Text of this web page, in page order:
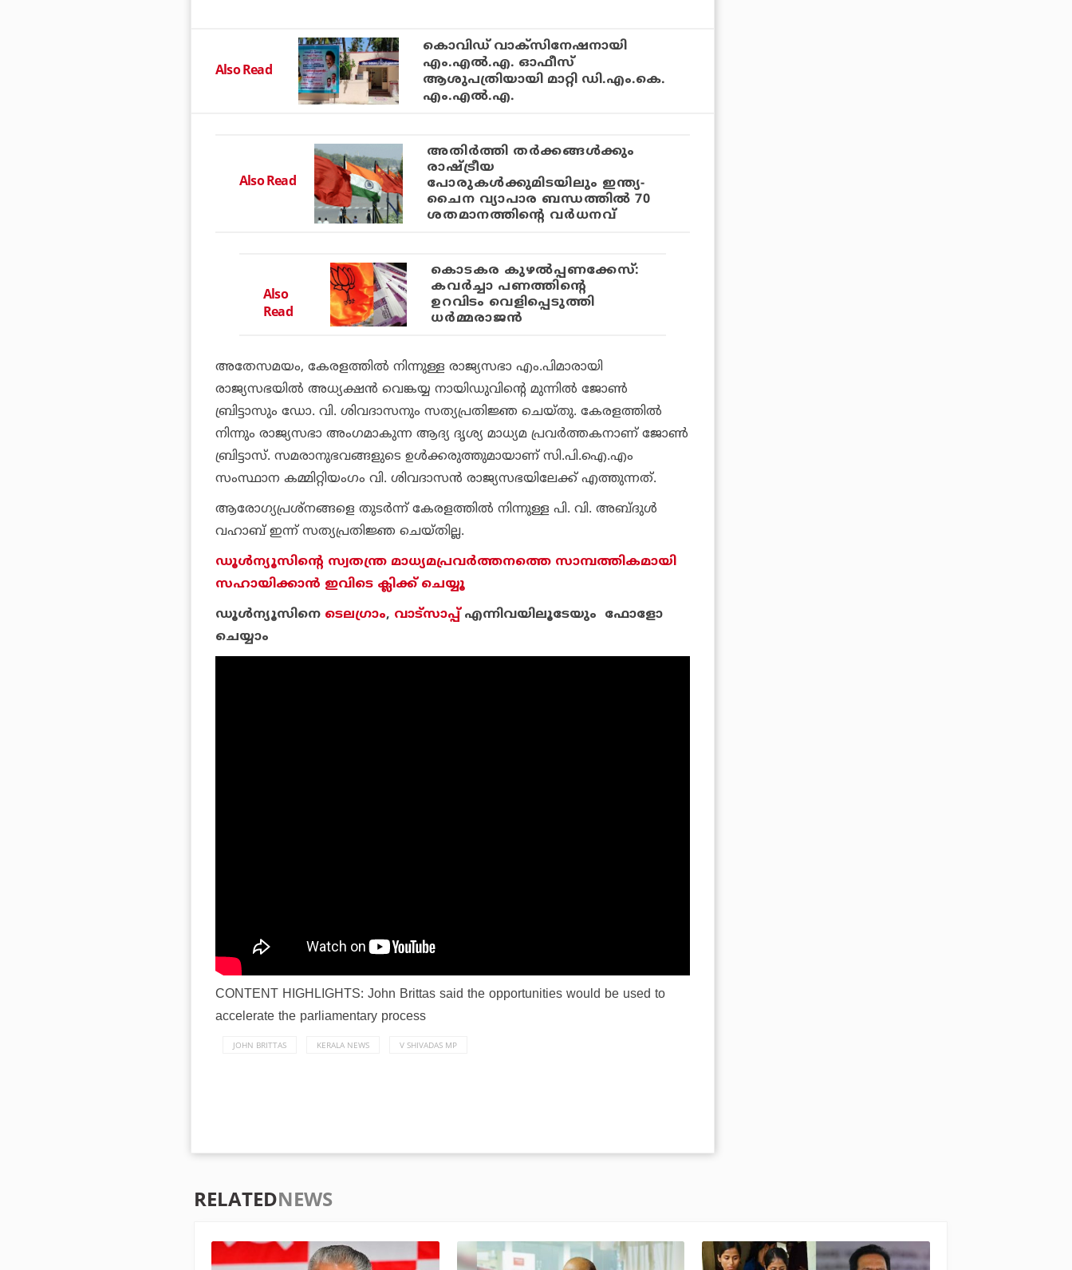
Also Read
കൊവിഡ് വാക്‌സിനേഷനായി
എം.എല്‍.എ. ഓഫീസ്
ആശുപത്രിയായി മാറ്റി ഡി.എം.കെ.
എം.എല്‍.എ.
Also Read
അതിര്‍ത്തി തര്‍ക്കങ്ങള്‍ക്കും
രാഷ്ട്രീയ
പോരുകള്‍ക്കുമിടയിലും ഇന്ത്യ-
ചൈന വ്യാപാര ബന്ധത്തില്‍ 70
ശതമാനത്തിന്റെ വര്‍ധനവ്
Also
Read
കൊടകര കുഴല്‍പ്പണക്കേസ്:
കവര്‍ച്ചാ പണത്തിന്റെ
ഉറവിടം വെളിപ്പെടുത്തി
ധര്‍മ്മരാജന്‍
അതേസമയം, കേരളത്തില്‍ നിന്നുള്ള രാജ്യസഭാ എം.പിമാരായി
രാജ്യസഭയില്‍ അധ്യക്ഷന്‍ വെങ്കയ്യ നായിഡുവിന്റെ മുന്നില്‍ ജോണ്‍
ബ്രിട്ടാസും ഡോ. വി. ശിവദാസനും സത്യപ്രതിജ്ഞ ചെയ്തു. കേരളത്തില്‍
നിന്നും രാജ്യസഭാ അംഗമാകുന്ന ആദ്യ ദൃശ്യ മാധ്യമ പ്രവര്‍ത്തകനാണ് ജോണ്‍
ബ്രിട്ടാസ്. സമരാനുഭവങ്ങളുടെ ഉള്‍ക്കരുത്തുമായാണ് സി.പി.ഐ.എം
സംസ്ഥാന കമ്മിറ്റിയംഗം വി. ശിവദാസന്‍ രാജ്യസഭയിലേക്ക് എത്തുന്നത്.
ആരോഗ്യപ്രശ്നങ്ങളെ തുടര്‍ന്ന് കേരളത്തില്‍ നിന്നുള്ള പി. വി. അബ്ദുള്‍
വഹാബ് ഇന്ന് സത്യപ്രതിജ്ഞ ചെയ്തില്ല.
ഡൂള്‍ന്യൂസിന്റെ സ്വതന്ത്ര മാധ്യമപ്രവര്‍ത്തനത്തെ സാമ്പത്തികമായി
സഹായിക്കാന്‍ ഇവിടെ ക്ലിക്ക് ചെയ്യൂ
ഡൂള്‍ന്യൂസിനെ ടെലഗ്രാം, വാട്‌സാപ്പ്എന്നിവയിലൂടേയും ഫോളോ
ചെയ്യാം
CONTENT HIGHLIGHTS: John Brittas said the opportunities would be used to
accelerate the parliamentary process
JOHN BRITTAS KERALA NEWS V SHIVADAS MP
RELATEDNEWS